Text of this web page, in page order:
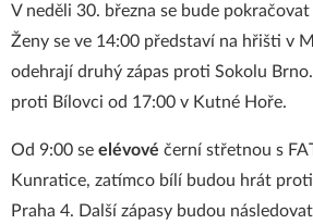
V neděli 30. března se bude
Ženy se ve 14:00 představí na hřišti v
odehrají druhý zápas proti Sokolu
proti Bílovci od 17:00 v Kutné Hoře.
Od 9:00 se elévové černí střetnou s
Kunratice, zatímco bílí budou hrát
Praha 4. Další zápasy budou